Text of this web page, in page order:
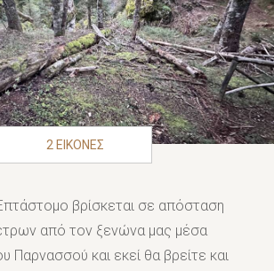
2 ΕΙΚΟΝΕΣ
βρίσκεται σε απόσταση
από τον ξενώνα μας μέσα
Παρνασσού και εκεί θα βρείτε και